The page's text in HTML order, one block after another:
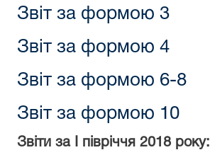
Звіт за формою 3
Звіт за формою 4
Звіт за формою 6-8
Звіт за формою 10
Звіти за I півріччя 2018 року: